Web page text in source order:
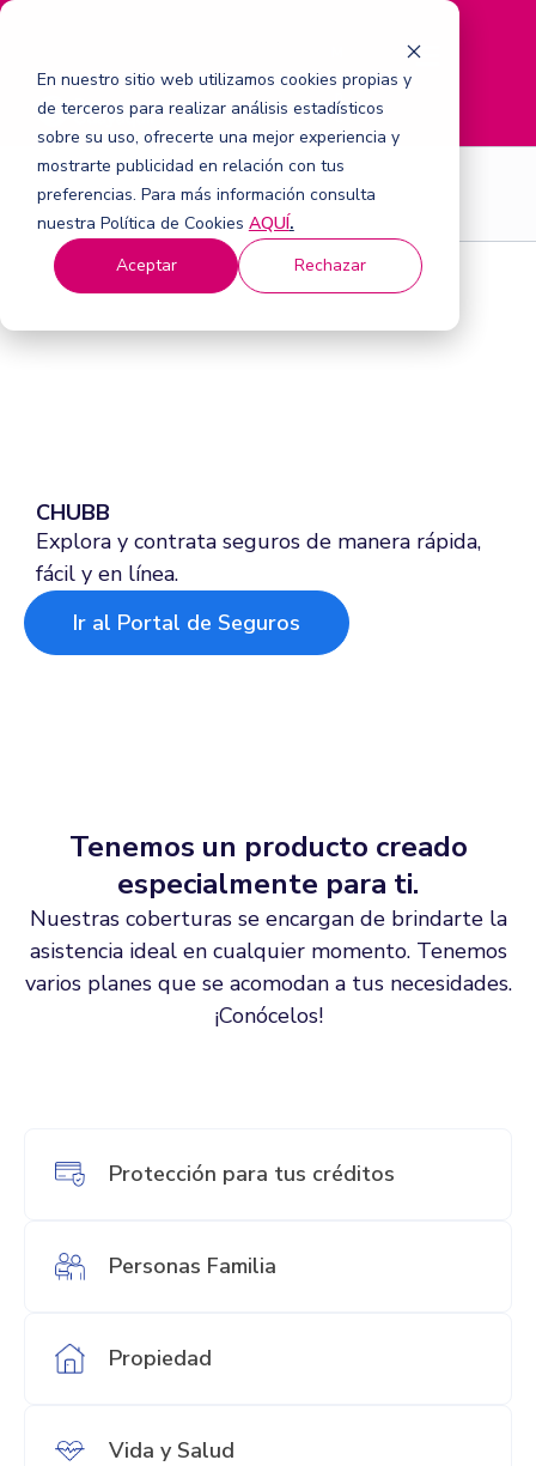
En nuestro sitio web utilizamos cookies propias y
de terceros para realizar análisis estadísticos
sobre su uso, ofrecerte una mejor experiencia y
mostrarte publicidad en relación con tus
preferencias. Para más información consulta
nuestra Política de Cookies AQUÍ.
Aceptar
Rechazar
e
ú
Seguros
CHUBB
Explora y contrata seguros de manera rápida,
fácil y en línea.
Ir al Portal de Seguros
Tenemos un producto creado
especialmente para ti.
Nuestras coberturas se encargan de brindarte la
asistencia ideal en cualquier momento. Tenemos
varios planes que se acomodan a tus necesidades.
¡Conócelos!
Protección para tus créditos
Personas Familia
Propiedad
Vida y Salud